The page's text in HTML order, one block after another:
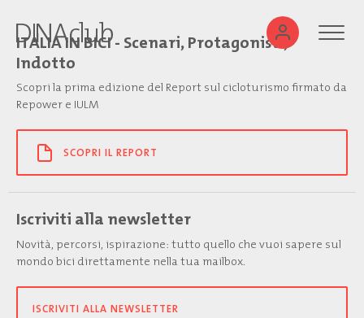
ITALIA IN BICI - Scenari, Protagonisti,
Indotto
Scopri la prima edizione del Report sul cicloturismo firmato da
Repower e IULM
SCOPRI IL REPORT
Iscriviti alla newsletter
Novità, percorsi, ispirazione: tutto quello che vuoi sapere sul
mondo bici direttamente nella tua mailbox.
ISCRIVITI ALLA NEWSLETTER